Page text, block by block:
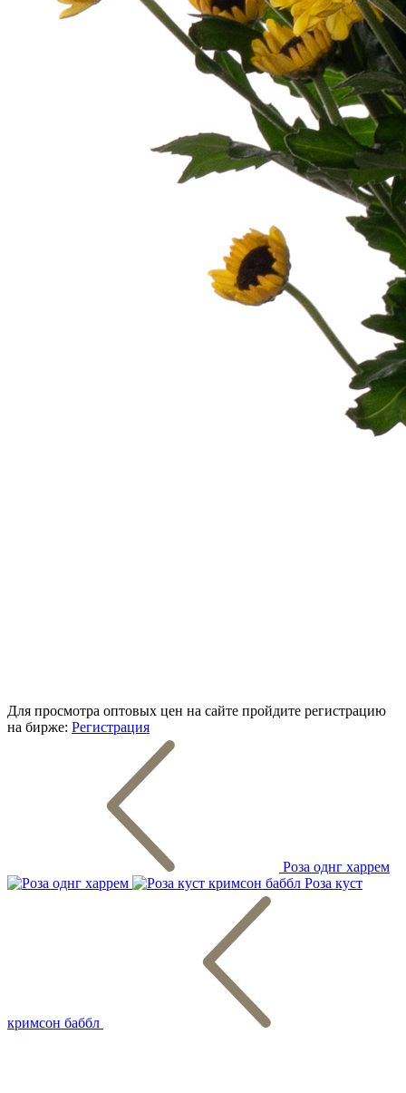
Для просмотра оптовых цен на сайте пройдите регистрацию
на бирже: Регистрация
Роза однг харрем
Роза куст
кримсон баббл